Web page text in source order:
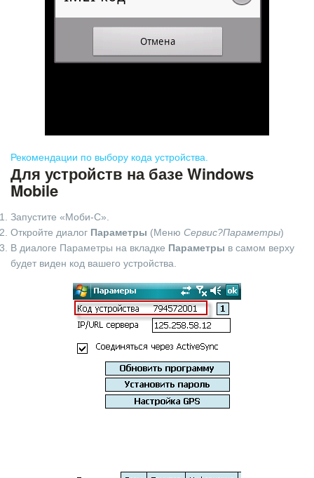
Рекомендации по выбору кода устройства.
Для устройств на базе Windows
Mobile
Запустите «Моби-С».
Откройте диалог Параметры (Меню Сервис?Параметры)
В диалоге Параметры на вкладке Параметры в самом верху
будет виден код вашего устройства.